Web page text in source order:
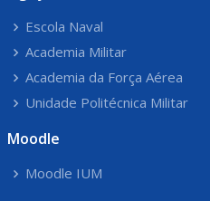
Escola Naval
Academia Militar
Academia da Força Aérea
Unidade Politécnica Militar
Moodle
Moodle IUM